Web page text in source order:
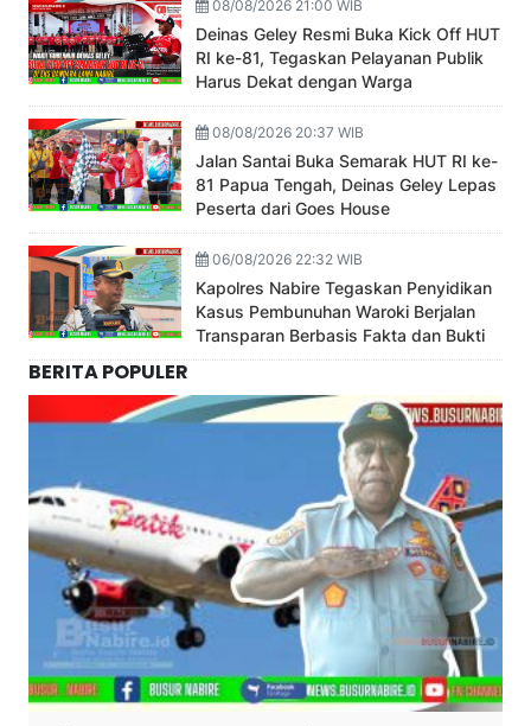
08/08/2026 21:00 WIB
Deinas Geley Resmi Buka Kick Off HUT
RI ke-81, Tegaskan Pelayanan Publik
Harus Dekat dengan Warga
08/08/2026 20:37 WIB
Jalan Santai Buka Semarak HUT RI ke-
81 Papua Tengah, Deinas Geley Lepas
Peserta dari Goes House
06/08/2026 22:32 WIB
Kapolres Nabire Tegaskan Penyidikan
Kasus Pembunuhan Waroki Berjalan
Transparan Berbasis Fakta dan Bukti
BERITA POPULER